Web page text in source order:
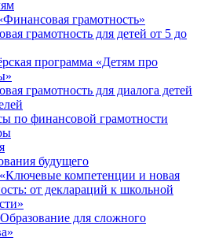
грамотность»
грамотность для детей от 5 до
программа «Детям про
грамотность для диалога детей
по финансовой грамотности
будущего
компетенции и новая
от деклараций к школьной
для сложного